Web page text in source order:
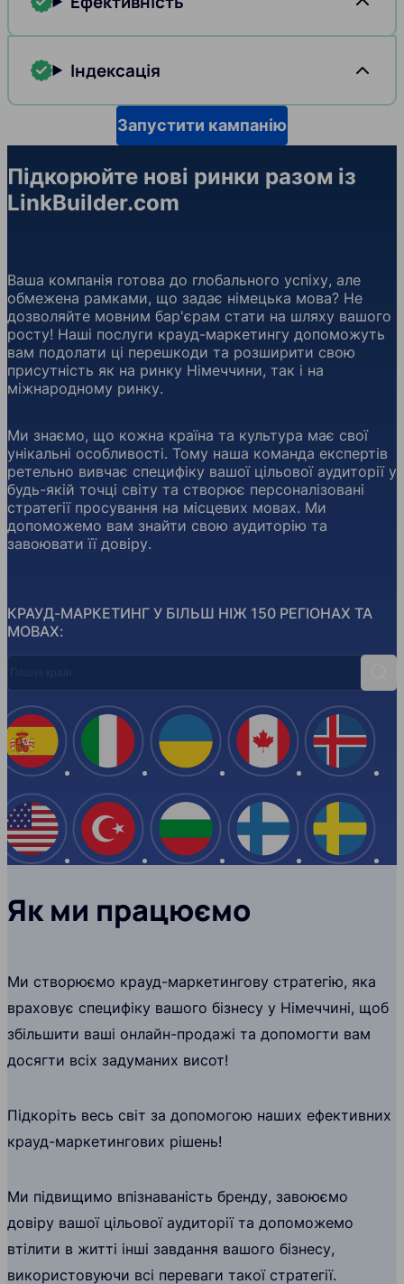
Індексація
Запустити кампанію
Підкорюйте нові ринки разом із
LinkBuilder.com
КРАУД-МАРКЕТИНГ У БІЛЬШ НІЖ 150 РЕГІОНАХ ТА
МОВАХ:
Ваша компанія готова до глобального успіху, але
обмежена рамками, що задає німецька мова? Не
дозволяйте мовним бар'єрам стати на шляху вашого
росту! Наші послуги крауд-маркетингу допоможуть
вам подолати ці перешкоди та розширити свою
присутність як на ринку Німеччини, так і на
міжнародному ринку.
Ми знаємо, що кожна країна та культура має свої
унікальні особливості. Тому наша команда експертів
ретельно вивчає специфіку вашої цільової аудиторії у
будь-якій точці світу та створює персоналізовані
стратегії просування на місцевих мовах. Ми
допоможемо вам знайти свою аудиторію та
завоювати її довіру.
Іспанія
США
Італія
Туреччина
Україна
Болгарія
Канада
Фінляндія Швеція
Як ми працюємо
Ми створюємо крауд-маркетингову стратегію, яка
враховує специфіку вашого бізнесу у Німеччині, щоб
збільшити ваші онлайн-продажі та допомогти вам
досягти всіх задуманих висот!
Підкоріть весь світ за допомогою наших ефективних
крауд-маркетингових рішень!
Ми підвищимо впізнаваність бренду, завоюємо
довіру вашої цільової аудиторії та допоможемо
втілити в житті інші завдання вашого бізнесу,
використовуючи всі переваги такої стратегії.